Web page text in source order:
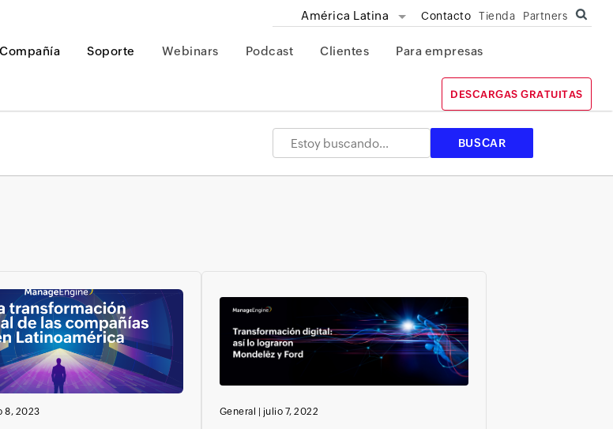
América Latina Contacto Tienda Partners
Compañía Soporte Webinars Podcast Clientes Para empresas
DESCARGAS GRATUITAS
8, 2023 General julio 7, 2022